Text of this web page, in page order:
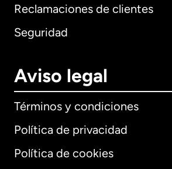
Reclamaciones de clientes
Seguridad
Aviso legal
Términos y condiciones
Política de privacidad
Política de cookies